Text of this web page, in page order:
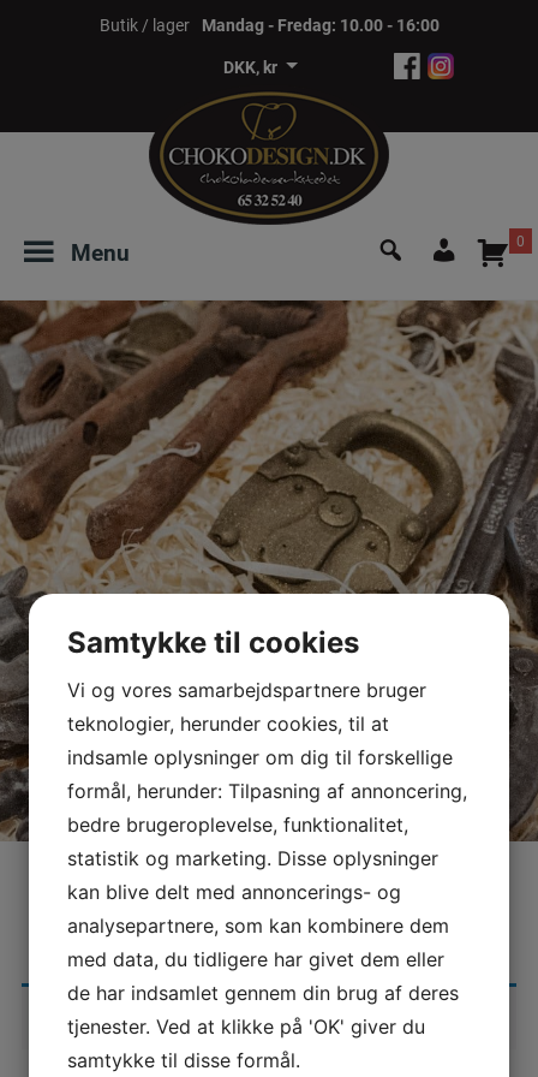
Butik / lager
Mandag - Fredag: 10.00 - 16:00
DKK, kr
Søg
0
Menu
KURVEN
Din kurv er tom.
Samtykke til cookies
Vi og vores samarbejdspartnere bruger
teknologier, herunder cookies, til at
indsamle oplysninger om dig til forskellige
formål, herunder: Tilpasning af annoncering,
bedre brugeroplevelse, funktionalitet,
statistik og marketing. Disse oplysninger
kan blive delt med annoncerings- og
analysepartnere, som kan kombinere dem
med data, du tidligere har givet dem eller
de har indsamlet gennem din brug af deres
tjenester. Ved at klikke på 'OK' giver du
samtykke til disse formål.